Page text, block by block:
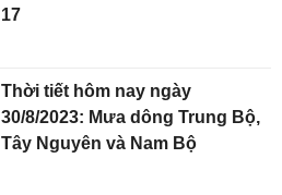
17
Thời tiết hôm nay ngày
30/8/2023: Mưa dông Trung Bộ,
Tây Nguyên và Nam Bộ